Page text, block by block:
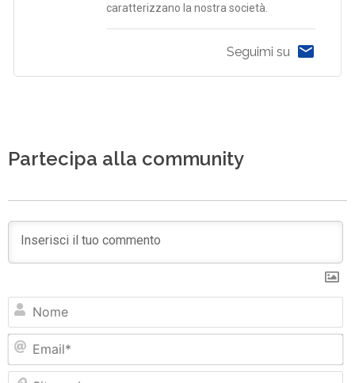
caratterizzano la nostra società.
Seguimi su
Partecipa alla community